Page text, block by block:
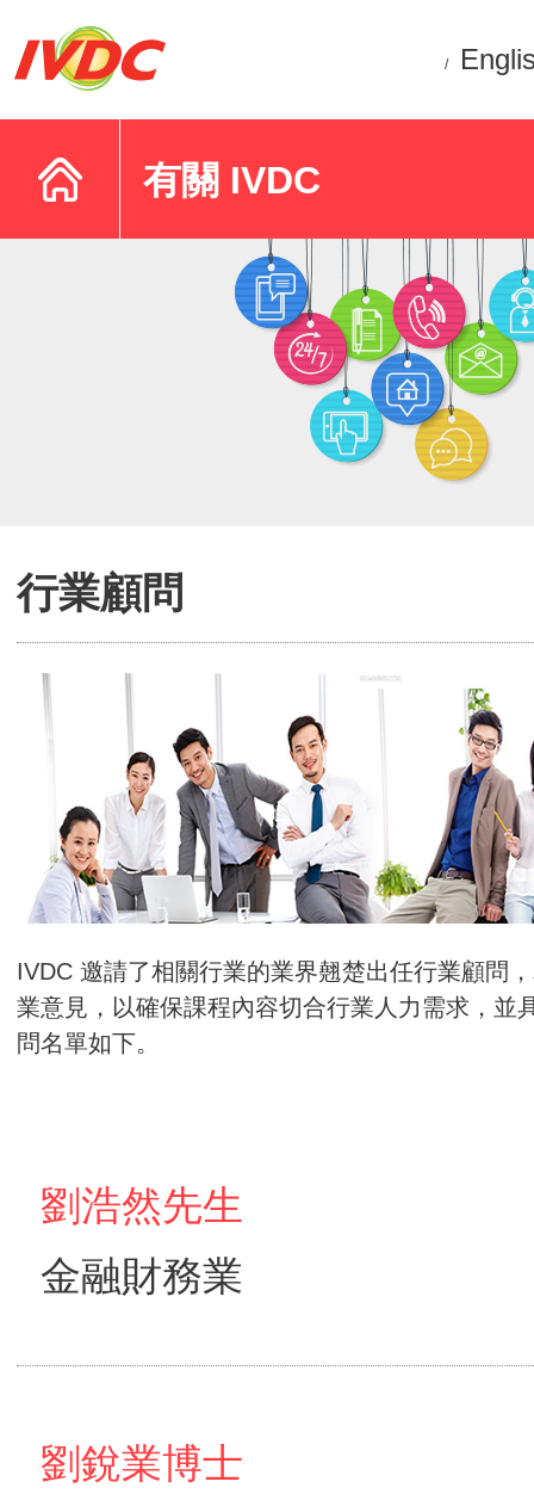
/
有關 IVDC
行業顧問
IVDC 邀請了相關行業的業界翹楚出任行業顧問
業意見，以確保課程內容切合行業人力需求，並
問名單如下。
劉浩然先生
金融財務業
劉銳業博士